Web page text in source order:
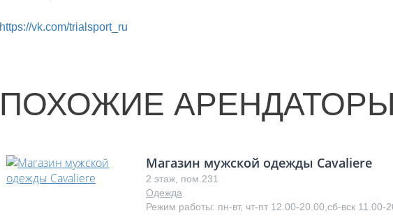
https://vk.com/trialsport_ru
ПОХОЖИЕ АРЕНДАТОРЫ
Магазин мужской одежды Cavaliere
2 этаж, пом.231
Одежда
Режим работы: пн-вт, чт-пт 12.00-20.00,сб-вск 11.00-